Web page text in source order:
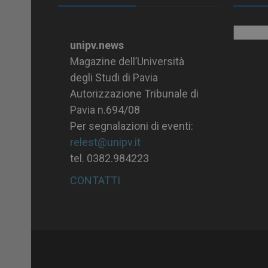
unipv.news
Magazine dell’Università
degli Studi di Pavia
Autorizzazione Tribunale di
Pavia n.694/08
Per segnalazioni di eventi:
relest@unipv.it
tel. 0382.984223
CONTATTI